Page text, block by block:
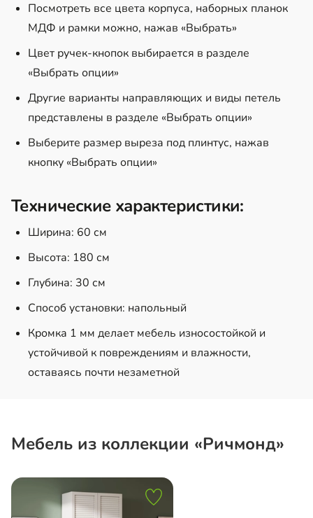
Посмотреть все цвета корпуса, наборных планок
МДФ и рамки можно, нажав «Выбрать»
Цвет ручек-кнопок выбирается в разделе
«Выбрать опции»
Другие варианты направляющих и виды петель
представлены в разделе «Выбрать опции»
Выберите размер выреза под плинтус, нажав
кнопку «Выбрать опции»
Технические характеристики:
Ширина: 60 см
Высота: 180 см
Глубина: 30 см
Способ установки: напольный
Кромка 1 мм делает мебель износостойкой и
устойчивой к повреждениям и влажности,
оставаясь почти незаметной
Мебель из коллекции «Ричмонд»